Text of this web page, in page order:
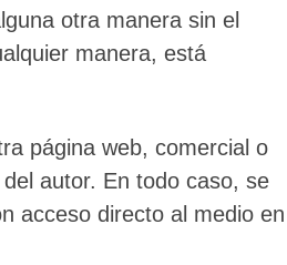
otra manera sin el
manera, está
página web, comercial o
autor. En todo caso, se
acceso directo al medio en